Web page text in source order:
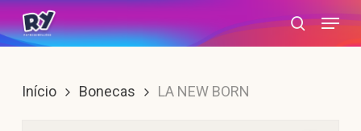
Skip
to
content
search
Menu
Início Bonecas LA NEW BORN